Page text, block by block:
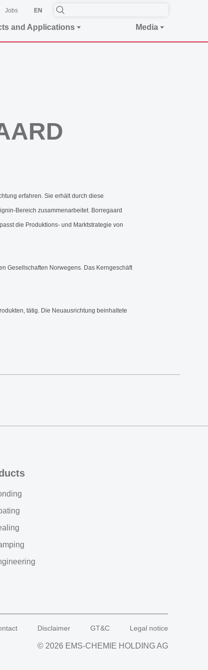
Jobs EN
and Applications Media
erfahren. Sie erhält durch diese
Bereich zusammenarbeitet. Borregaard
die Produktions- und Marktstrategie von
Gesellschaften Norwegens. Das Kerngeschäft
tätig. Die Neuausrichtung beinhaltete
Disclaimer GT&C Legal notice
© 2026 EMS-CHEMIE HOLDING AG